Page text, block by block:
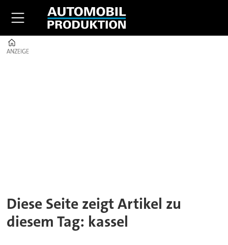
ANZEIGE
ANZEIGE
Diese Seite zeigt Artikel zu
diesem Tag: kassel